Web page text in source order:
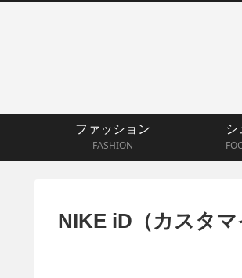
ファッション
FASHION
シ
NIKE iD（カスタ